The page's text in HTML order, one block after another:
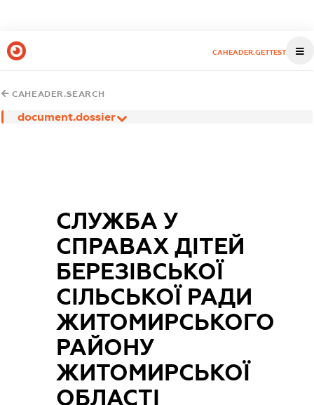
CAHEADER.GETTEST
CAHEADER.SEARCH
document.dossier
СЛУЖБА У
СПРАВАХ ДІТЕЙ
БЕРЕЗІВСЬКОЇ
СІЛЬСЬКОЇ РАДИ
ЖИТОМИРСЬКОГО
РАЙОНУ
ЖИТОМИРСЬКОЇ
ОБЛАСТІ